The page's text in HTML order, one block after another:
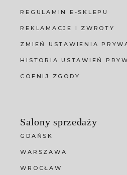
REGULAMIN E-SKLEPU
REKLAMACJE I ZWROTY
ZMIEŃ USTAWIENIA
HISTORIA USTAWIEŃ
COFNIJ ZGODY
Salony sprzedaży
GDAŃSK
WARSZAWA
WROCŁAW